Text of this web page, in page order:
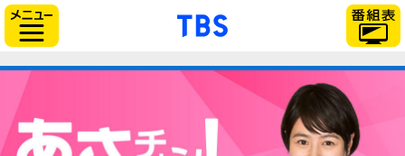
「TBSテレビ」トップページ